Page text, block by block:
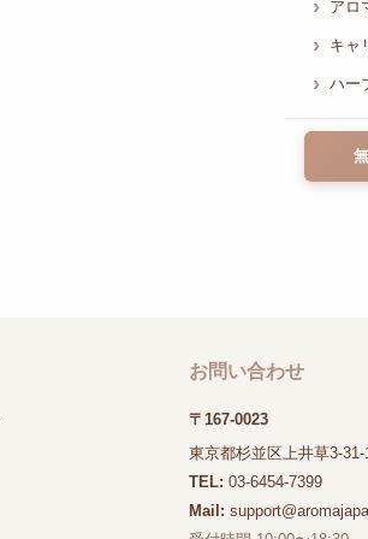
アロ
キャ
ハー
お問い合わせ
〒167-0023
東京都杉並区上井草3-31-
TEL: 03-6454-7399
Mail: